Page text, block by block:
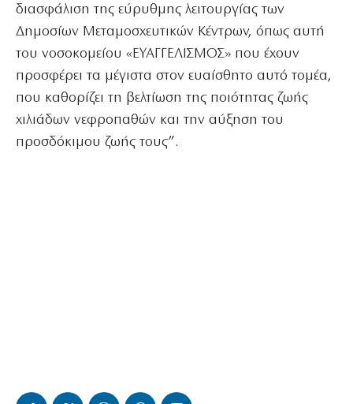
διασφάλιση της εύρυθμης λειτουργίας των
Δημοσίων Μεταμοσχευτικών Κέντρων, όπως αυτή
του νοσοκομείου «ΕΥΑΓΓΕΛΙΣΜΟΣ» που έχουν
προσφέρει τα μέγιστα στον ευαίσθητο αυτό τομέα,
που καθορίζει τη βελτίωση της ποιότητας ζωής
χιλιάδων νεφροπαθών και την αύξηση του
προσδόκιμου ζωής τους”.